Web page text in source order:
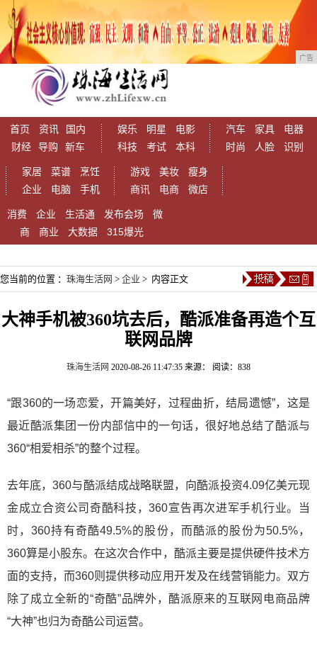
广告
首页 资讯
国内
财经
导购 新车
娱乐 明星
电影
科技
考试 本科
汽车 家具
电器
时尚
人脸 识别
家居 菜谱
烹饪
企业
电脑 手机
游戏 美妆
瘦身
商讯
电商 微店
消费 企业 生活通 发布会场
微
商
商业 大数据 315爆光
您当前的位置 ： 珠海生活网 > 企业 > 内容正文
大神手机被360坑去后，酷派准备再造个互
联网品牌
珠海生活网 2020-08-26 11:47:35 来源： 阅读：838
“跟360的一场恋爱，开篇美好，过程曲折，结局遗憾”，这是
最近酷派集团一份内部信中的一句话，很好地总结了酷派与
360“相爱相杀”的整个过程。
去年底，360与酷派结成战略联盟，向酷派投资4.09亿美元现
金成立合资公司奇酷科技，360宣告再次进军手机行业。当
时，360持有奇酷49.5%的股份，而酷派的股份为50.5%，
360算是小股东。在这次合作中，酷派主要是提供硬件技术方
面的支持，而360则提供移动应用开发及在线营销能力。双方
除了成立全新的“奇酷”品牌外，酷派原来的互联网电商品牌
“大神”也归为奇酷公司运营。